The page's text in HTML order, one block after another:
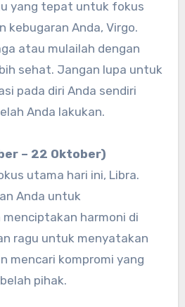
yang tepat untuk fokus
kebugaran Anda, Virgo.
atau mulailah dengan
sehat. Jangan lupa untuk
pada diri Anda sendiri
Anda lakukan.
– 22 Oktober)
utama hari ini, Libra.
Anda untuk
harmoni di
ragu untuk menyatakan
mencari kompromi yang
pihak.